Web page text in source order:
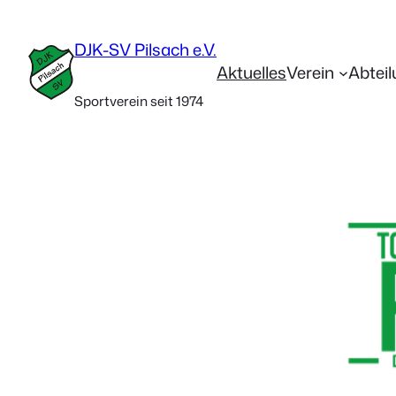
DJK-SV Pilsach e.V.
Sportverein seit 1974
AktuellesVerein